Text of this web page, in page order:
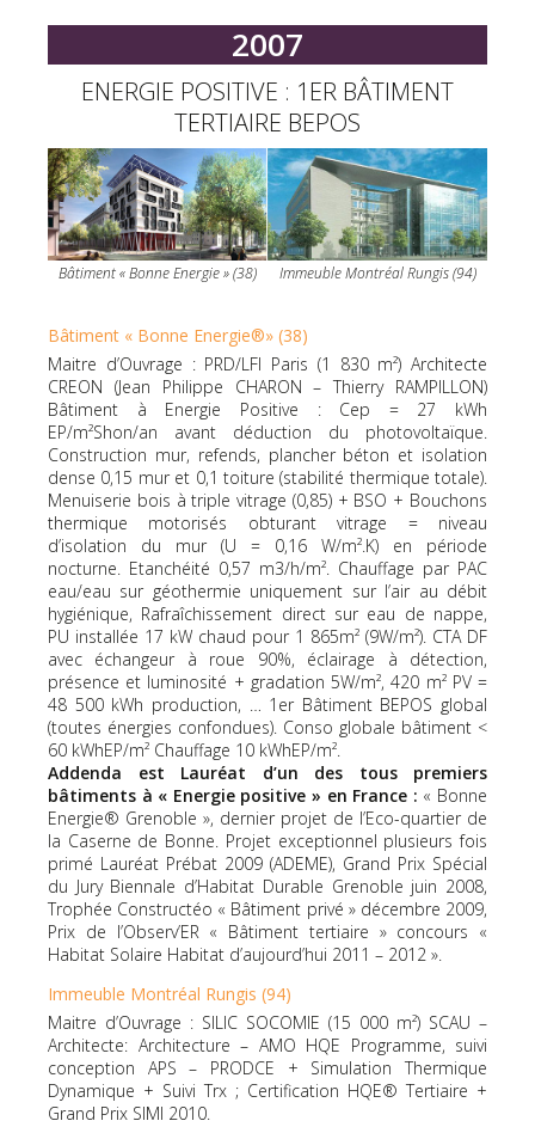
2007
ENERGIE POSITIVE : 1ER BÂTIMENT
TERTIAIRE BEPOS
Bâtiment « Bonne Energie » (38) Immeuble Montréal Rungis (94)
Bâtiment « Bonne Energie®» (38)
Maitre d’Ouvrage : PRD/LFI Paris (1 830 m²) Architecte
CREON (Jean Philippe CHARON – Thierry RAMPILLON)
Bâtiment à Energie Positive : Cep = 27 kWh
EP/m²Shon/an avant déduction du photovoltaïque.
Construction mur, refends, plancher béton et isolation
dense 0,15 mur et 0,1 toiture (stabilité thermique totale).
Menuiserie bois à triple vitrage (0,85) + BSO + Bouchons
thermique motorisés obturant vitrage = niveau
d’isolation du mur (U = 0,16 W/m².K) en période
nocturne. Etanchéité 0,57 m3/h/m². Chauffage par PAC
eau/eau sur géothermie uniquement sur l’air au débit
hygiénique, Rafraîchissement direct sur eau de nappe,
PU installée 17 kW chaud pour 1 865m² (9W/m²). CTA DF
avec échangeur à roue 90%, éclairage à détection,
présence et luminosité + gradation 5W/m², 420 m² PV =
48 500 kWh production, … 1er Bâtiment BEPOS global
(toutes énergies confondues). Conso globale bâtiment <
60 kWhEP/m² Chauffage 10 kWhEP/m².
Addenda est Lauréat d’un des tous premiers
bâtiments à « Energie positive » en France : « Bonne
Energie® Grenoble », dernier projet de l’Eco-quartier de
la Caserne de Bonne. Projet exceptionnel plusieurs fois
primé Lauréat Prébat 2009 (ADEME), Grand Prix Spécial
du Jury Biennale d’Habitat Durable Grenoble juin 2008,
Trophée Constructéo « Bâtiment privé » décembre 2009,
Prix de l’Observ’ER « Bâtiment tertiaire » concours «
Habitat Solaire Habitat d’aujourd’hui 2011 – 2012 ».
Immeuble Montréal Rungis (94)
Maitre d’Ouvrage : SILIC SOCOMIE (15 000 m²) SCAU –
Architecte: Architecture – AMO HQE Programme, suivi
conception APS – PRODCE + Simulation Thermique
Dynamique + Suivi Trx ; Certification HQE® Tertiaire +
Grand Prix SIMI 2010.